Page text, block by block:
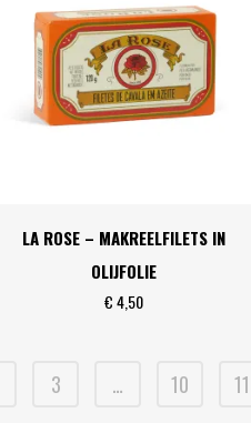
LA ROSE – MAKREELFILETS IN
OLIJFOLIE
€4,50
3 … 10 11